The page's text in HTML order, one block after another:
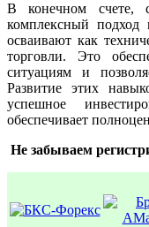
В конечном счете,
комплексный подход
осваивают как
торговли. Это
ситуациям и
Развитие этих
успешное
обеспечивает
Не забываем